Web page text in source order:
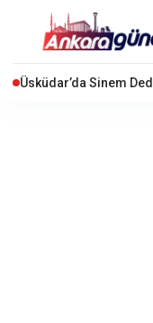
Üsküdar’da Sinem